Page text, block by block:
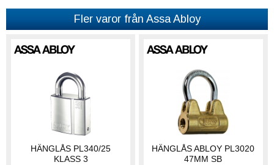
Fler varor från Assa Abloy
HÄNGLÅS PL340/25
KLASS 3
HÄNGLÅS ABLOY PL3020
47MM SB